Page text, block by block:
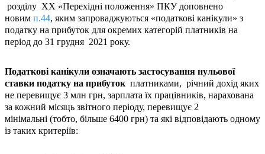
розділу ХХ «Перехідні положення» ПКУ доповнено
новим п.44, яким запроваджуються «податкові канікули» з
податку на прибуток для окремих категорій платників на
період до 31 грудня 2021 року.
Податкові канікули означають застосування нульової
ставки податку на прибуток платниками, річний дохід яких
не перевищує 3 млн грн, зарплата їх працівників, нарахована
за кожний місяць звітного періоду, перевищує 2
мінімальні (тобто, більше 6400 грн) та які відповідають одному
із таких критеріїв: